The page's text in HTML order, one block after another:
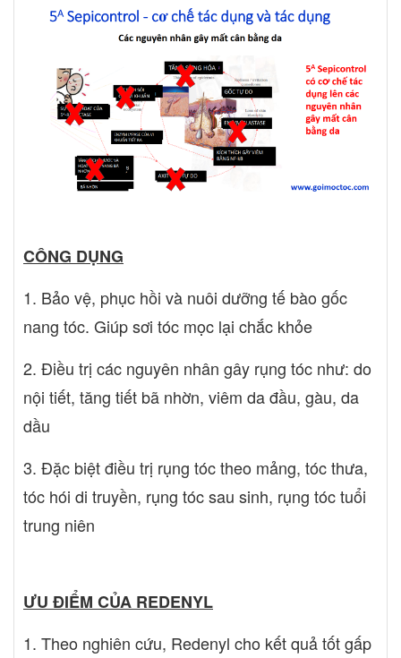
CÔNG DỤNG
1. Bảo vệ, phục hồi và nuôi dưỡng tế bào gốc
nang tóc. Giúp sơi tóc mọc lại chắc khỏe
2. Điều trị các nguyên nhân gây rụng tóc như: do
nội tiết, tăng tiết bã nhờn, viêm da đầu, gàu, da
dầu
3. Đặc biệt điều trị rụng tóc theo mảng, tóc thưa,
tóc hói di truyền, rụng tóc sau sinh, rụng tóc tuổi
trung niên
ƯU ĐIỂM CỦA REDENYL
1. Theo nghiên cứu, Redenyl cho kết quả tốt gấp